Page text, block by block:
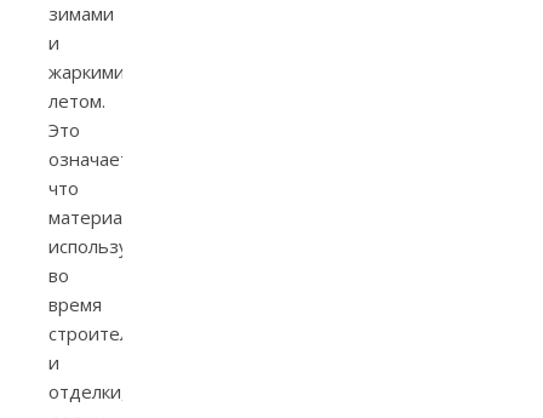
зимами
и
жаркими
летом.
Это
означает,
что
материалы,
используемые
во
время
строительства
и
отделки,